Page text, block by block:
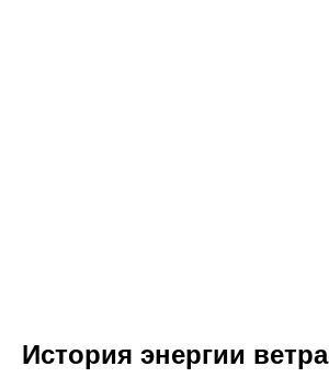
История энергии ветра